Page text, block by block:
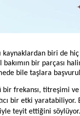
kaynaklardan biri de
bakımın bir parçası
bile taşlara
bir frekansı, titreşimi
bir etki yaratabiliyor.
teyit ettiğini söylüyor.